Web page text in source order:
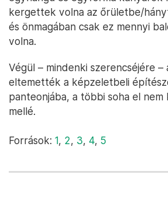
kergettek volna az őrületbe/
és önmagában csak ez mennyi
volna.
Végül – mindenki szerencséjére
eltemették a képzeletbeli
panteonjába, a többi soha el nem
mellé.
Források: 1, 2, 3, 4, 5